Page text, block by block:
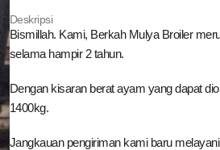
Deskripsi
Bismillah. Kami, Berkah Mulya Broiler
selama hampir 2 tahun.
Dengan kisaran berat ayam yang dapat
1400kg.
Jangkauan pengiriman kami baru